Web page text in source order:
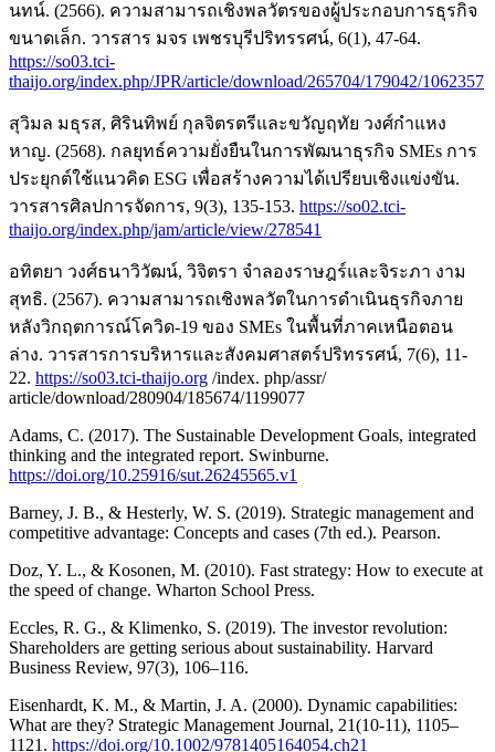
นทน์. (2566). ความสามารถเชิงพลวัตรของผู้ประกอบการธุรกิจ
ขนาดเล็ก. วารสาร มจร เพชรบุรีปริทรรศน์, 6(1), 47-64.
https://so03.tci-
thaijo.org/index.php/JPR/article/download/265704/179042/1062357
สุวิมล มธุรส, ศิรินทิพย์ กุลจิตรตรีและขวัญฤทัย วงศ์กำแหง
หาญ. (2568). กลยุทธ์ความยั่งยืนในการพัฒนาธุรกิจ SMEs การ
ประยุกต์ใช้แนวคิด ESG เพื่อสร้างความได้เปรียบเชิงแข่งขัน.
วารสารศิลปการจัดการ, 9(3), 135-153. https://so02.tci-
thaijo.org/index.php/jam/article/view/278541
อทิตยา วงศ์ธนาวิวัฒน์, วิจิตรา จำลองราษฎร์และจิระภา งาม
สุทธิ. (2567). ความสามารถเชิงพลวัตในการดำเนินธุรกิจภาย
หลังวิกฤตการณ์โควิด-19 ของ SMEs ในพื้นที่ภาคเหนือตอน
ล่าง. วารสารการบริหารและสังคมศาสตร์ปริทรรศน์, 7(6), 11-
22. https://so03.tci-thaijo.org /index. php/assr/
article/download/280904/185674/1199077
Adams, C. (2017). The Sustainable Development Goals, integrated
thinking and the integrated report. Swinburne.
https://doi.org/10.25916/sut.26245565.v1
Barney, J. B., & Hesterly, W. S. (2019). Strategic management and
competitive advantage: Concepts and cases (7th ed.). Pearson.
Doz, Y. L., & Kosonen, M. (2010). Fast strategy: How to execute at
the speed of change. Wharton School Press.
Eccles, R. G., & Klimenko, S. (2019). The investor revolution:
Shareholders are getting serious about sustainability. Harvard
Business Review, 97(3), 106–116.
Eisenhardt, K. M., & Martin, J. A. (2000). Dynamic capabilities:
What are they? Strategic Management Journal, 21(10-11), 1105–
1121. https://doi.org/10.1002/9781405164054.ch21